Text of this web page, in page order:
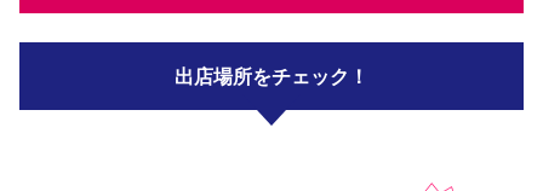
出店場所をチェック！